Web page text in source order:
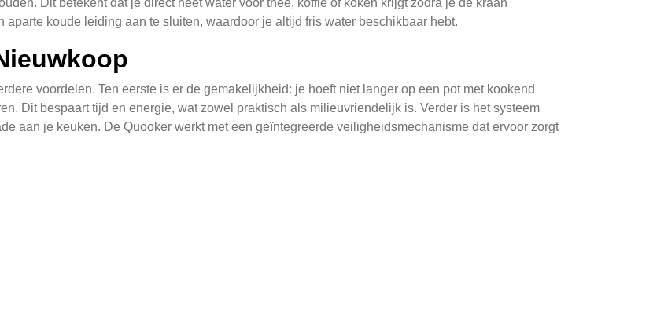
Dit betekent dat je direct heet water voor thee, koffie of koken krijgt zodra je de kraan
koude leiding aan te sluiten, waardoor je altijd fris water beschikbaar hebt.
voordelen. Ten eerste is er de gemakelijkheid: je hoeft niet langer op een pot met kookend
Dit bespaart tijd en energie, wat zowel praktisch als milieuvriendelijk is. Verder is het systeem
aan je keuken. De Quooker werkt met een geïntegreerde veiligheidsmechanisme dat ervoor zorgt